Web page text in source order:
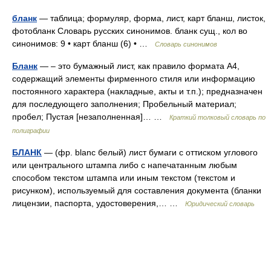
бланк — таблица; формуляр, форма, лист, карт бланш, листок,
фотобланк Словарь русских синонимов. бланк сущ., кол во
синонимов: 9 • карт бланш (6) • …
Словарь синонимов
Бланк — – это бумажный лист, как правило формата А4,
содержащий элементы фирменного стиля или информацию
постоянного характера (накладные, акты и т.п.); предназначен
для последующего заполнения; Пробельный материал;
пробел; Пустая [незаполненная]… …
Краткий толковый словарь по
полиграфии
БЛАНК — (фр. blanc белый) лист бумаги с оттиском углового
или центрального штампа либо с напечатанным любым
способом текстом штампа или иным текстом (текстом и
рисунком), используемый для составления документа (бланки
лицензии, паспорта, удостоверения,… …
Юридический словарь